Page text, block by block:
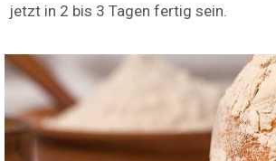
jetzt in 2 bis 3 Tagen fertig sein.